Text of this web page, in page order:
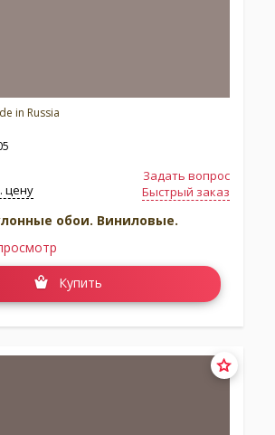
in Russia
Задать вопрос
Быстрый заказ
цену
обои. Виниловые.
Купить